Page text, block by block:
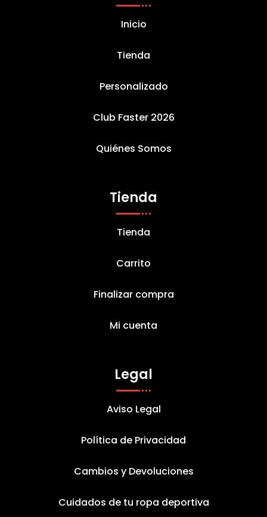
Inicio
Tienda
Personalizado
Club Faster 2026
Quiénes Somos
Tienda
Tienda
Carrito
Finalizar compra
Mi cuenta
Legal
Aviso Legal
Política de Privacidad
Cambios y Devoluciones
Cuidados de tu ropa deportiva